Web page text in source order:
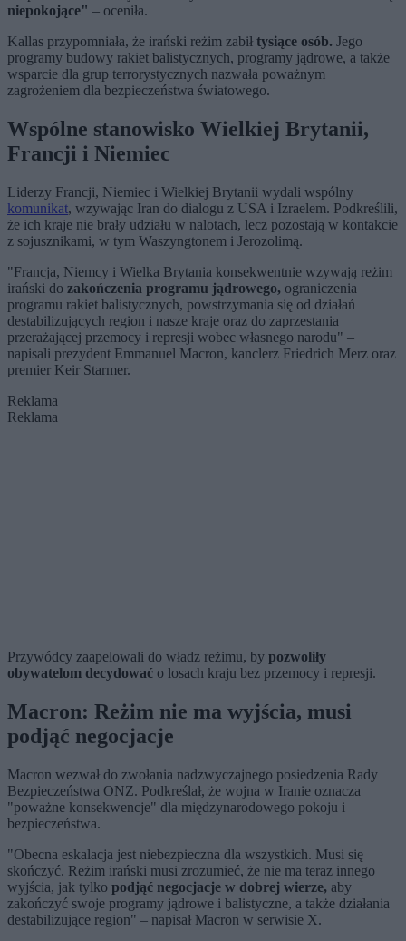
niepokojące" – oceniła.
Kallas przypomniała, że irański reżim zabił tysiące osób. Jego
programy budowy rakiet balistycznych, programy jądrowe, a także
wsparcie dla grup terrorystycznych nazwała poważnym
zagrożeniem dla bezpieczeństwa światowego.
Wspólne stanowisko Wielkiej Brytanii,
Francji i Niemiec
Liderzy Francji, Niemiec i Wielkiej Brytanii wydali wspólny
komunikat, wzywając Iran do dialogu z USA i Izraelem. Podkreślili,
że ich kraje nie brały udziału w nalotach, lecz pozostają w kontakcie
z sojusznikami, w tym Waszyngtonem i Jerozolimą.
"Francja, Niemcy i Wielka Brytania konsekwentnie wzywają reżim
irański do zakończenia programu jądrowego, ograniczenia
programu rakiet balistycznych, powstrzymania się od działań
destabilizujących region i nasze kraje oraz do zaprzestania
przerażającej przemocy i represji wobec własnego narodu" –
napisali prezydent Emmanuel Macron, kanclerz Friedrich Merz oraz
premier Keir Starmer.
Reklama
Reklama
Przywódcy zaapelowali do władz reżimu, by pozwoliły
obywatelom decydować o losach kraju bez przemocy i represji.
Macron: Reżim nie ma wyjścia, musi
podjąć negocjacje
Macron wezwał do zwołania nadzwyczajnego posiedzenia Rady
Bezpieczeństwa ONZ. Podkreślał, że wojna w Iranie oznacza
"poważne konsekwencje" dla międzynarodowego pokoju i
bezpieczeństwa.
"Obecna eskalacja jest niebezpieczna dla wszystkich. Musi się
skończyć. Reżim irański musi zrozumieć, że nie ma teraz innego
wyjścia, jak tylko podjąć negocjacje w dobrej wierze, aby
zakończyć swoje programy jądrowe i balistyczne, a także działania
destabilizujące region" – napisał Macron w serwisie X.